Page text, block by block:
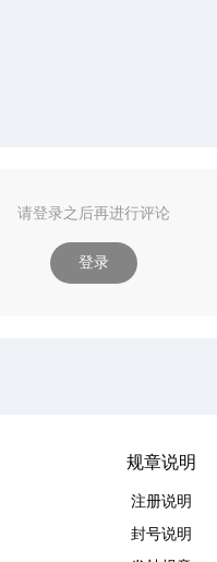
请登录之后再进行评论
登录
规章说明
注册说明
封号说明